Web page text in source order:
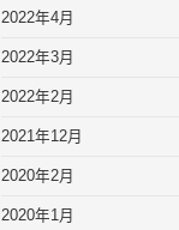
2022年4月
2022年3月
2022年2月
2021年12月
2020年2月
2020年1月